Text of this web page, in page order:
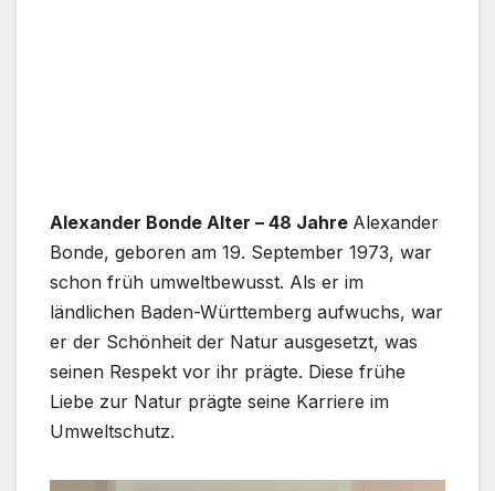
Alexander Bonde Alter – 48 Jahre Alexander
Bonde, geboren am 19. September 1973, war
schon früh umweltbewusst. Als er im
ländlichen Baden-Württemberg aufwuchs, war
er der Schönheit der Natur ausgesetzt, was
seinen Respekt vor ihr prägte. Diese frühe
Liebe zur Natur prägte seine Karriere im
Umweltschutz.